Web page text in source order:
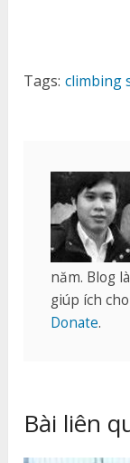
Tags: climbing
năm. Blog
giúp ích
Donate.
Bài liên